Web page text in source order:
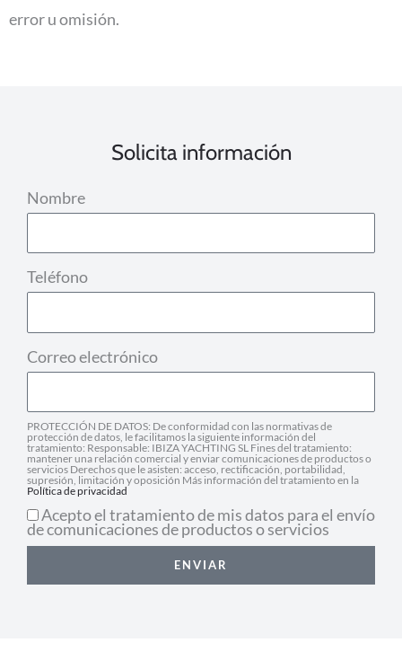
error u omisión.
Solicita información
Nombre
Teléfono
Correo electrónico
PROTECCIÓN DE DATOS: De conformidad con las normativas de
protección de datos, le facilitamos la siguiente información del
tratamiento: Responsable: IBIZA YACHTING SL Fines del tratamiento:
mantener una relación comercial y enviar comunicaciones de productos o
servicios Derechos que le asisten: acceso, rectificación, portabilidad,
supresión, limitación y oposición Más información del tratamiento en la
Política de privacidad
Acepto el tratamiento de mis datos para el envío
de comunicaciones de productos o servicios
ENVIAR